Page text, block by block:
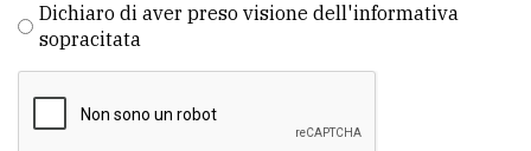
Dichiaro di aver preso visione dell'informativa
sopracitata